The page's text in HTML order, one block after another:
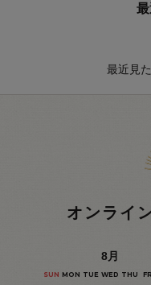
最近見
オンライ
8月
SUN MON TUE WED THU